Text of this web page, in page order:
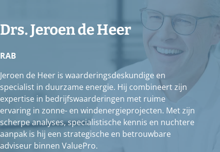
Drs. Jeroen de Heer
RAB
Jeroen de Heer is waarderingsdeskundige en
specialist in duurzame energie. Hij combineert zijn
expertise in bedrijfswaarderingen met ruime
ervaring in zonne- en windenergieprojecten. Met zijn
scherpe analyses, specialistische kennis en nuchtere
aanpak is hij een strategische en betrouwbare
adviseur binnen ValuePro.